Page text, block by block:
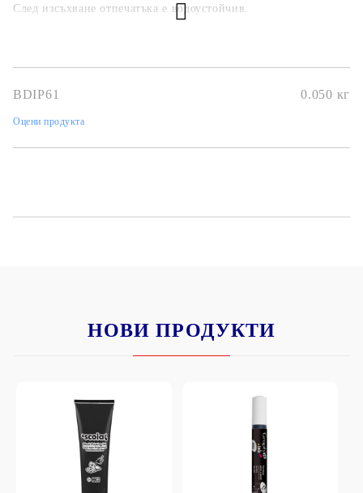
След изсъхване отпечатъка е водоустойчив.
BDIP61 0.050 кг
Оцени продукта
НОВИ ПРОДУКТИ